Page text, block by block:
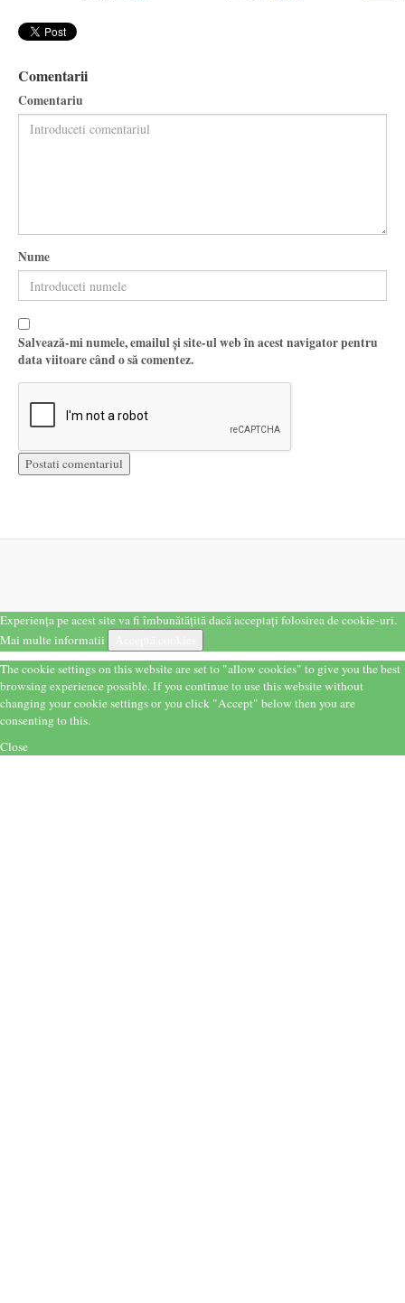
Comentarii
Comentariu
Nume
Salvează-mi numele, emailul și site-ul web în acest navigator pentru
data viitoare când o să comentez.
Experiența pe acest site va fi îmbunătățită dacă acceptați folosirea de cookie-uri.
Mai multe informatii
The cookie settings on this website are set to "allow cookies" to give you the best
browsing experience possible. If you continue to use this website without
changing your cookie settings or you click "Accept" below then you are
consenting to this.
Close